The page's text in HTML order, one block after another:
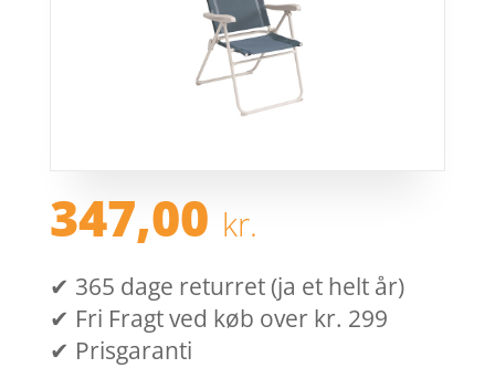
347,00 kr.
✔ 365 dage returret (ja et helt år)
✔ Fri Fragt ved køb over kr. 299
✔ Prisgaranti